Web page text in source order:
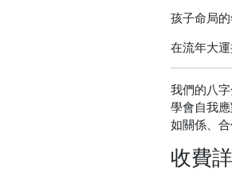
孩子命局
在流年大
我們的八
學會自我應
如關係、
收費